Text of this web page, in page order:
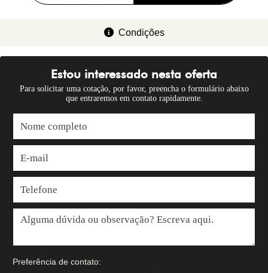
Condições
Estou interessado nesta oferta
Para solicitar uma cotação, por favor, preencha o formulário abaixo
que entraremos em contato rapidamente.
Preferência de contato: